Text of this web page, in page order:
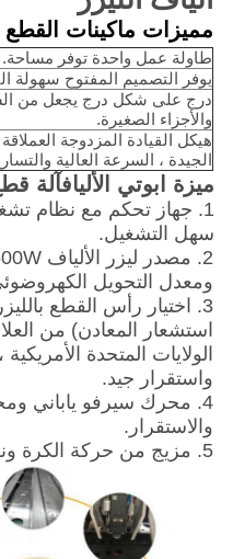
مميزات ماكينات القطع
طاولة عمل واحدة توفر مساحة.
يوفر التصميم المفتوح سهولة
درج على شكل درج يجعل من
والأجزاء الصغيرة.
هيكل القيادة المزدوجة
الجيدة ، السرعة العالية
ميزة ابوتي الأليافآلة
1. جهاز تحكم مع نظام
سهل التشغيل.
ومعدل التحويل
3. اختيار رأس القطع
استشعار المعادن) من
الولايات المتحدة
واستقرار جيد.
4. محرك سيرفو ياباني
والاستقرار.
5. مزيج من حركة الكرة ونظام التغذية.